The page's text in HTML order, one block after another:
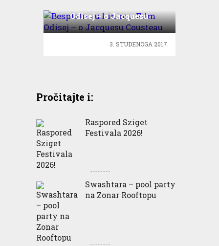
Odisej – o Jacquesu
Cousteau
3. STUDENOGA 2017.
Pročitajte i:
Raspored Sziget
Festivala 2026!
Swashtara – pool party
na Zonar Rooftopu